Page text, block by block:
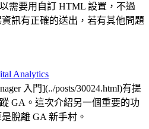
需要用自訂 HTML 設置，不過
訊有正確的送出，若有其他問題
Analytics
入門](../posts/30024.html)有提
GA。這次介紹另一個重要的功
脫離 GA 新手村。